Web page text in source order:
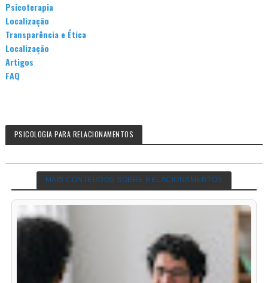
Psicoterapia
Localização
Transparência e Ética
Localização
Artigos
FAQ
PSICOLOGIA PARA RELACIONAMENTOS
MAIS CONTEÚDOS SOBRE RELACIONAMENTOS